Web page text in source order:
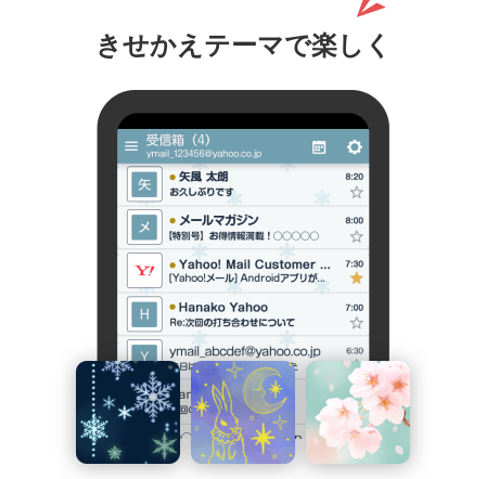
きせかえテーマで楽しく